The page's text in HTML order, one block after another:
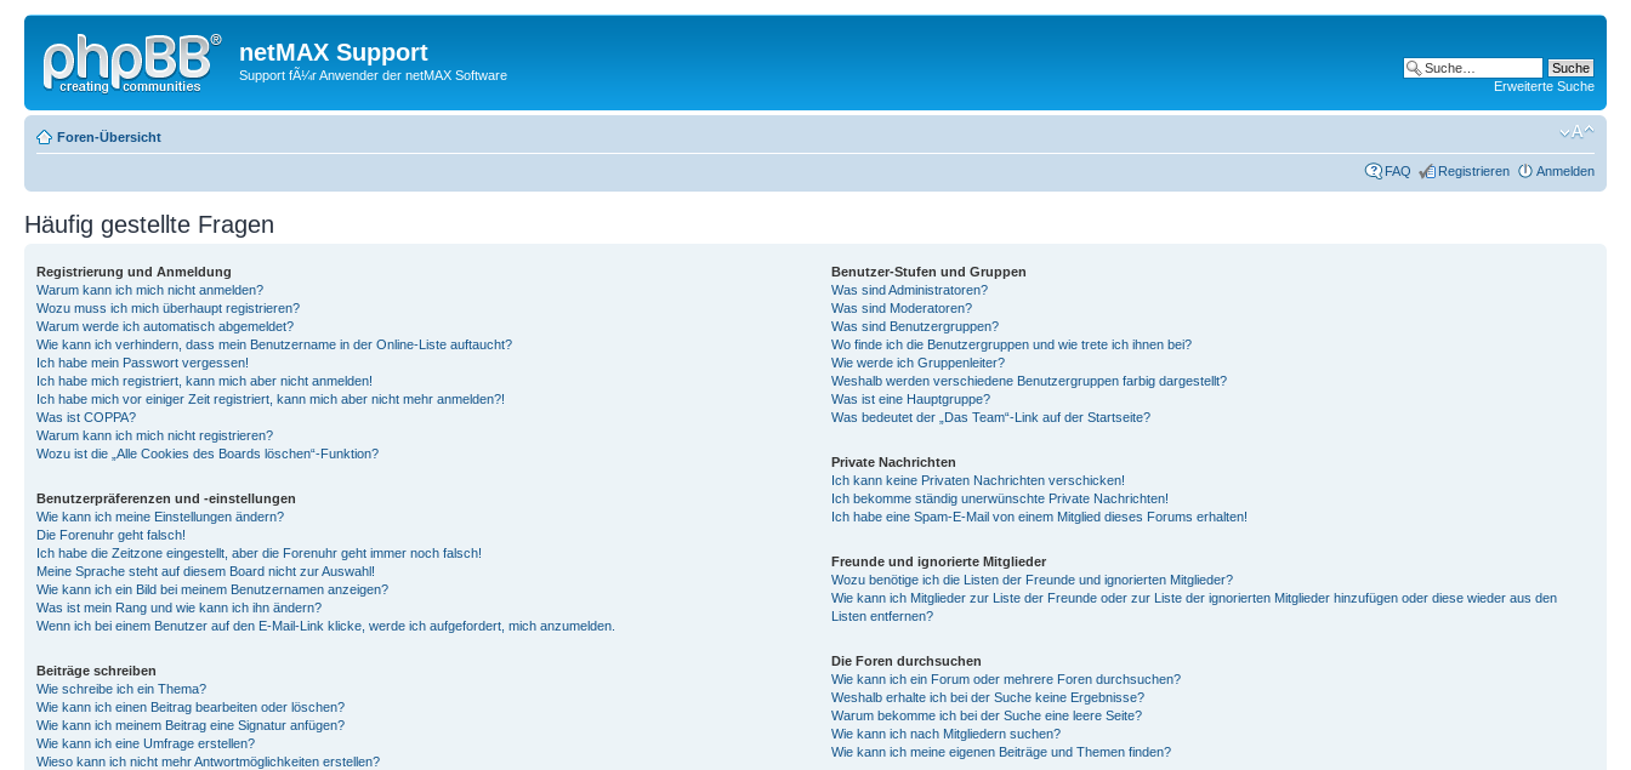
netMAX Support
Support fÃ¼r Anwender der netMAX Software
Erweiterte Suche
Foren-Übersicht
FAQ Registrieren Anmelden
Häufig gestellte Fragen
Registrierung und Anmeldung
Warum kann ich mich nicht anmelden?
Wozu muss ich mich überhaupt registrieren?
Warum werde ich automatisch abgemeldet?
Wie kann ich verhindern, dass mein Benutzername in der Online-Liste auftaucht?
Ich habe mein Passwort vergessen!
Ich habe mich registriert, kann mich aber nicht anmelden!
Ich habe mich vor einiger Zeit registriert, kann mich aber nicht mehr anmelden?!
Was ist COPPA?
Warum kann ich mich nicht registrieren?
Wozu ist die „Alle Cookies des Boards löschen“-Funktion?
Benutzerpräferenzen und -einstellungen
Wie kann ich meine Einstellungen ändern?
Die Forenuhr geht falsch!
Ich habe die Zeitzone eingestellt, aber die Forenuhr geht immer noch falsch!
Meine Sprache steht auf diesem Board nicht zur Auswahl!
Wie kann ich ein Bild bei meinem Benutzernamen anzeigen?
Was ist mein Rang und wie kann ich ihn ändern?
Wenn ich bei einem Benutzer auf den E-Mail-Link klicke, werde ich aufgefordert, mich anzumelden.
Beiträge schreiben
Wie schreibe ich ein Thema?
Wie kann ich einen Beitrag bearbeiten oder löschen?
Wie kann ich meinem Beitrag eine Signatur anfügen?
Wie kann ich eine Umfrage erstellen?
Wieso kann ich nicht mehr Antwortmöglichkeiten erstellen?
Benutzer-Stufen und Gruppen
Was sind Administratoren?
Was sind Moderatoren?
Was sind Benutzergruppen?
Wo finde ich die Benutzergruppen und wie trete ich ihnen bei?
Wie werde ich Gruppenleiter?
Weshalb werden verschiedene Benutzergruppen farbig dargestellt?
Was ist eine Hauptgruppe?
Was bedeutet der „Das Team“-Link auf der Startseite?
Private Nachrichten
Ich kann keine Privaten Nachrichten verschicken!
Ich bekomme ständig unerwünschte Private Nachrichten!
Ich habe eine Spam-E-Mail von einem Mitglied dieses Forums erhalten!
Freunde und ignorierte Mitglieder
Wozu benötige ich die Listen der Freunde und ignorierten Mitglieder?
Wie kann ich Mitglieder zur Liste der Freunde oder zur Liste der ignorierten Mitglieder hinzufügen oder diese wieder aus den
Listen entfernen?
Die Foren durchsuchen
Wie kann ich ein Forum oder mehrere Foren durchsuchen?
Weshalb erhalte ich bei der Suche keine Ergebnisse?
Warum bekomme ich bei der Suche eine leere Seite?
Wie kann ich nach Mitgliedern suchen?
Wie kann ich meine eigenen Beiträge und Themen finden?